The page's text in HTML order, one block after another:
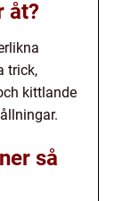
åt?
trick,
kittlande
så